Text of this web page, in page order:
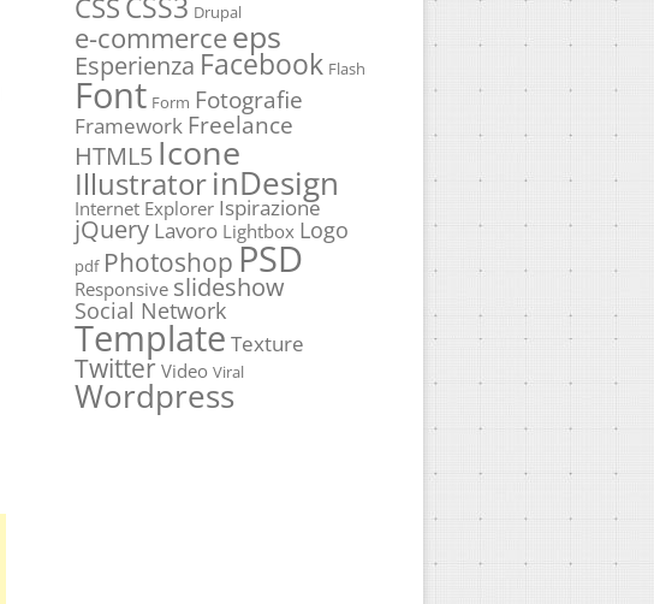
CSS Drupal
e-commerceeps
Esperienza Facebook Flash
Font Form Fotografie
Framework Freelance
HTML5 Icone
IllustratorinDesign
Internet Explorer Ispirazione
jQuery Lavoro Lightbox Logo
pdf PhotoshopPSD
Responsive slideshow
Social Network
Template Texture
TwitterVideo Viral
Wordpress